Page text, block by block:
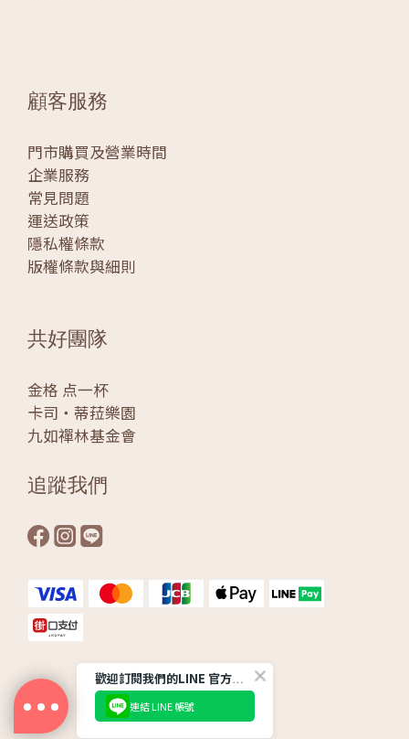
顧客服務
門市購買及營業時間
企業服務
常見問題
運送政策
隱私權條款
版權條款與細則
共好團隊
金格 点一杯
卡司‧蒂菈樂園
九如禪林基金會
追蹤我們
Powered by KÖNIG
歡迎訂閱我們的LINE 官方帳號
連結 LINE 帳號